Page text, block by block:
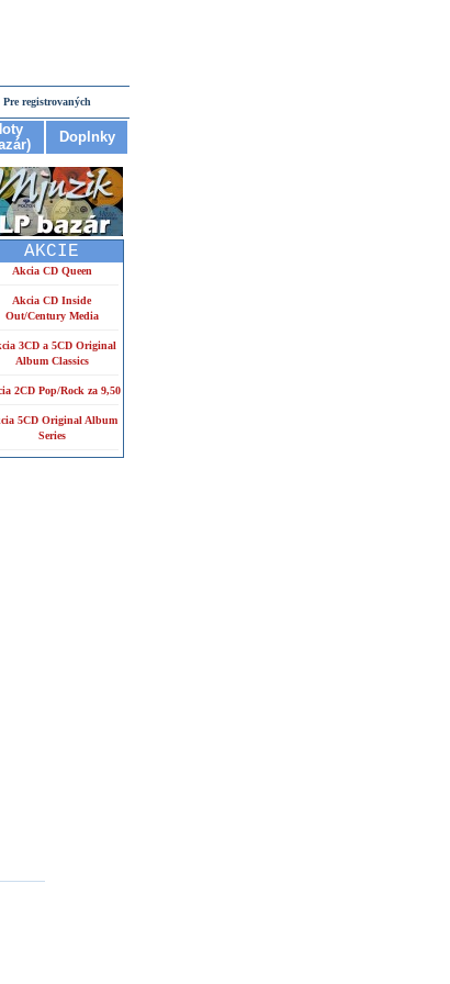
Pre registrovaných
Doplnky
AKCIE
Akcia CD Queen
Akcia CD Inside
Out/Century Media
3CD a 5CD Original
Album Classics
2CD Pop/Rock za 9,50
5CD Original Album
Series